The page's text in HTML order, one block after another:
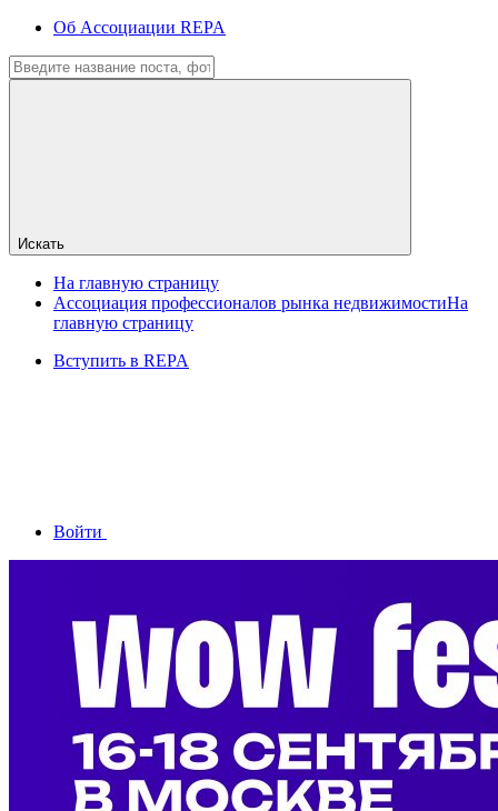
Об Ассоциации REPA
Искать
На главную страницу
Ассоциация профессионалов рынка недвижимостиНа
главную страницу
Вступить в REPA
Войти